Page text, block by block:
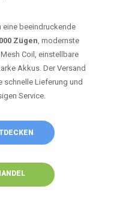
eine beeindruckende
Zügen, modernste
Coil, einstellbare
Akkus. Der Versand
schnelle Lieferung und
Service.